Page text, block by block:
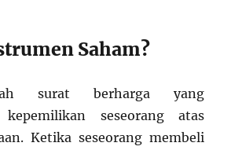
Saham?
surat berharga yang
kepemilikan seseorang atas
Ketika seseorang membeli